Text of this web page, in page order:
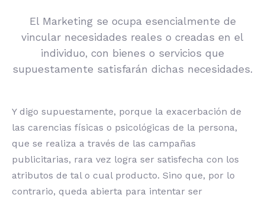
El Marketing se ocupa esencialmente de
vincular necesidades reales o creadas en el
individuo, con bienes o servicios que
supuestamente satisfarán dichas necesidades.
Y digo supuestamente, porque la exacerbación de
las carencias físicas o psicológicas de la persona,
que se realiza a través de las campañas
publicitarias, rara vez logra ser satisfecha con los
atributos de tal o cual producto. Sino que, por lo
contrario, queda abierta para intentar ser